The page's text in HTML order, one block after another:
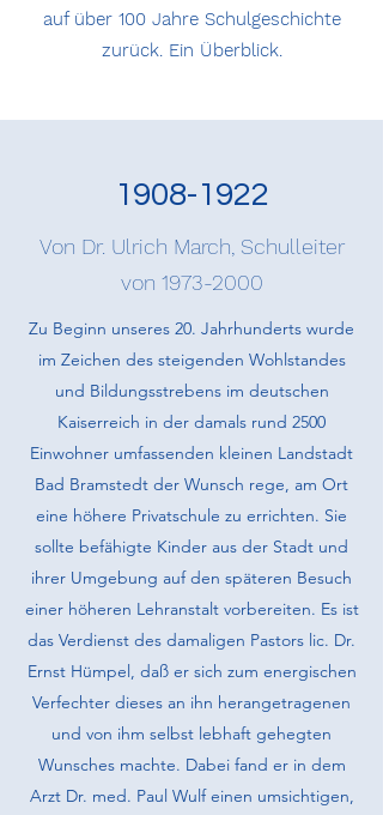
auf über 100 Jahre Schulgeschichte
zurück. Ein Überblick.
1908-1922
Von Dr. Ulrich March, Schulleiter
von 1973-2000
Zu Beginn unseres 20. Jahrhunderts wurde
im Zeichen des steigenden Wohlstandes
und Bildungsstrebens im deutschen
Kaiserreich in der damals rund 2500
Einwohner umfassenden kleinen Landstadt
Bad Bramstedt der Wunsch rege, am Ort
eine höhere Privatschule zu errichten. Sie
sollte befähigte Kinder aus der Stadt und
ihrer Umgebung auf den späteren Besuch
einer höheren Lehranstalt vorbereiten. Es ist
das Verdienst des damaligen Pastors lic. Dr.
Ernst Hümpel, daß er sich zum energischen
Verfechter dieses an ihn herangetragenen
und von ihm selbst lebhaft gehegten
Wunsches machte. Dabei fand er in dem
Arzt Dr. med. Paul Wulf einen umsichtigen,